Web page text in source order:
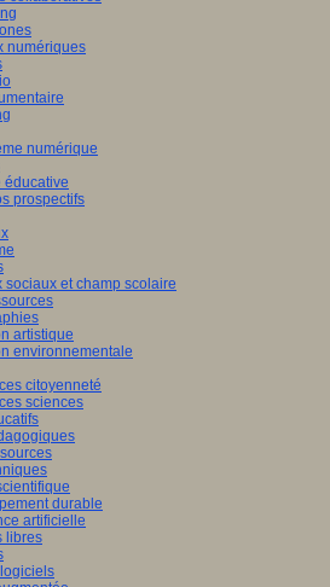
numériques
numérique
éducative
prospectifs
sociaux et champ scolaire
artistique
environnementale
citoyenneté
sciences
durable
artificielle
libres